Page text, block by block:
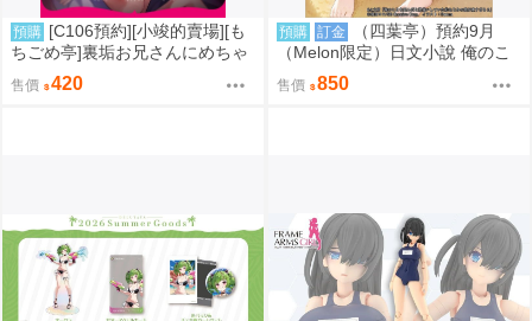
預購 [C106預約][小竣的賣場][も
ちごめ亭]裏垢お兄さんにめちゃ
くちゃされる話【完全版】 同人
誌id=3172061
售價 420
預購 訂金
（四葉亭）預約9月
（Melon限定）日文小說 俺のこ
とを死んだと勘違いしていた幼
なじみの愛が重すぎる (2) Paru
售價 850